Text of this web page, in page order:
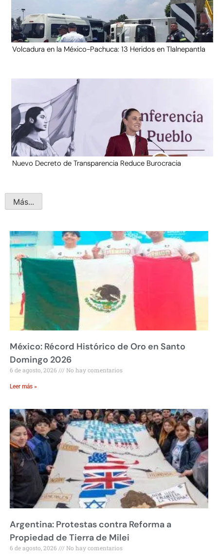
Volcadura en la México-Pachuca: 13 Heridos en Tlalnepantla
Nuevo Decreto de Transparencia Reduce Burocracia
Más...
México: Récord Histórico de Oro en Santo
Domingo 2026
6 de agosto, 2026 No hay comentarios
Leer más »
Argentina: Protestas contra Reforma a
Propiedad de Tierra de Milei
6 de agosto, 2026 No hay comentarios